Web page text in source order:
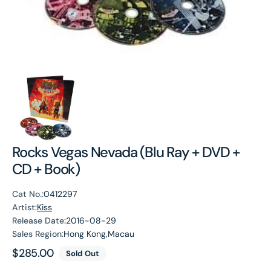
Rocks Vegas Nevada (Blu Ray + DVD +
CD + Book)
Cat No.:0412297
Artist:Kiss
Release Date:2016-08-29
Sales Region:Hong Kong,Macau
Regular
$285.00 Sold Out